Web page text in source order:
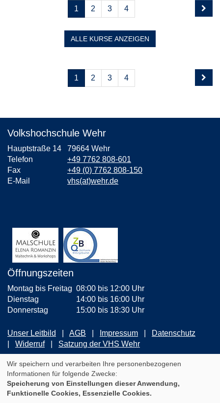
Seiten
blättern
1 2 3 4
ALLE KURSE ANZEIGEN
Tabellenüberschriften
Seiten
blättern
1 2 3 4
Volkshochschule Wehr
Hauptstraße 14 79664 Wehr
Telefon
+49 7762 808-601
Fax
+49 (0) 7762 808-150
E-Mail
vhs(at)wehr.de
Öffnungszeiten
Montag bis Freitag 08:00 bis 12:00 Uhr
Dienstag
14:00 bis 16:00 Uhr
Donnerstag
15:00 bis 18:30 Uhr
Unser Leitbild AGB Impressum
Datenschutz
Widerruf
Satzung der VHS Wehr
ZUM NEWSLETTER ANMELDEN
Cookie Einstellungen
Wir speichern und verarbeiten Ihre personenbezogenen
Informationen für folgende Zwecke:
Speicherung von Einstellungen dieser Anwendung,
Funktionelle Cookies, Essenzielle Cookies.